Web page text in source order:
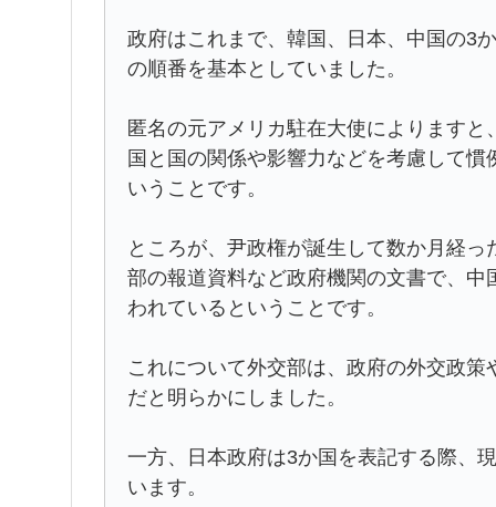
政府はこれまで、韓国、日本、中国の3
の順番を基本としていました。
匿名の元アメリカ駐在大使によります
国と国の関係や影響力などを考慮して
いうことです。
ところが、尹政権が誕生して数か月経
部の報道資料など政府機関の文書で、
われているということです。
これについて外交部は、政府の外交政
だと明らかにしました。
一方、日本政府は3か国を表記する際、
います。